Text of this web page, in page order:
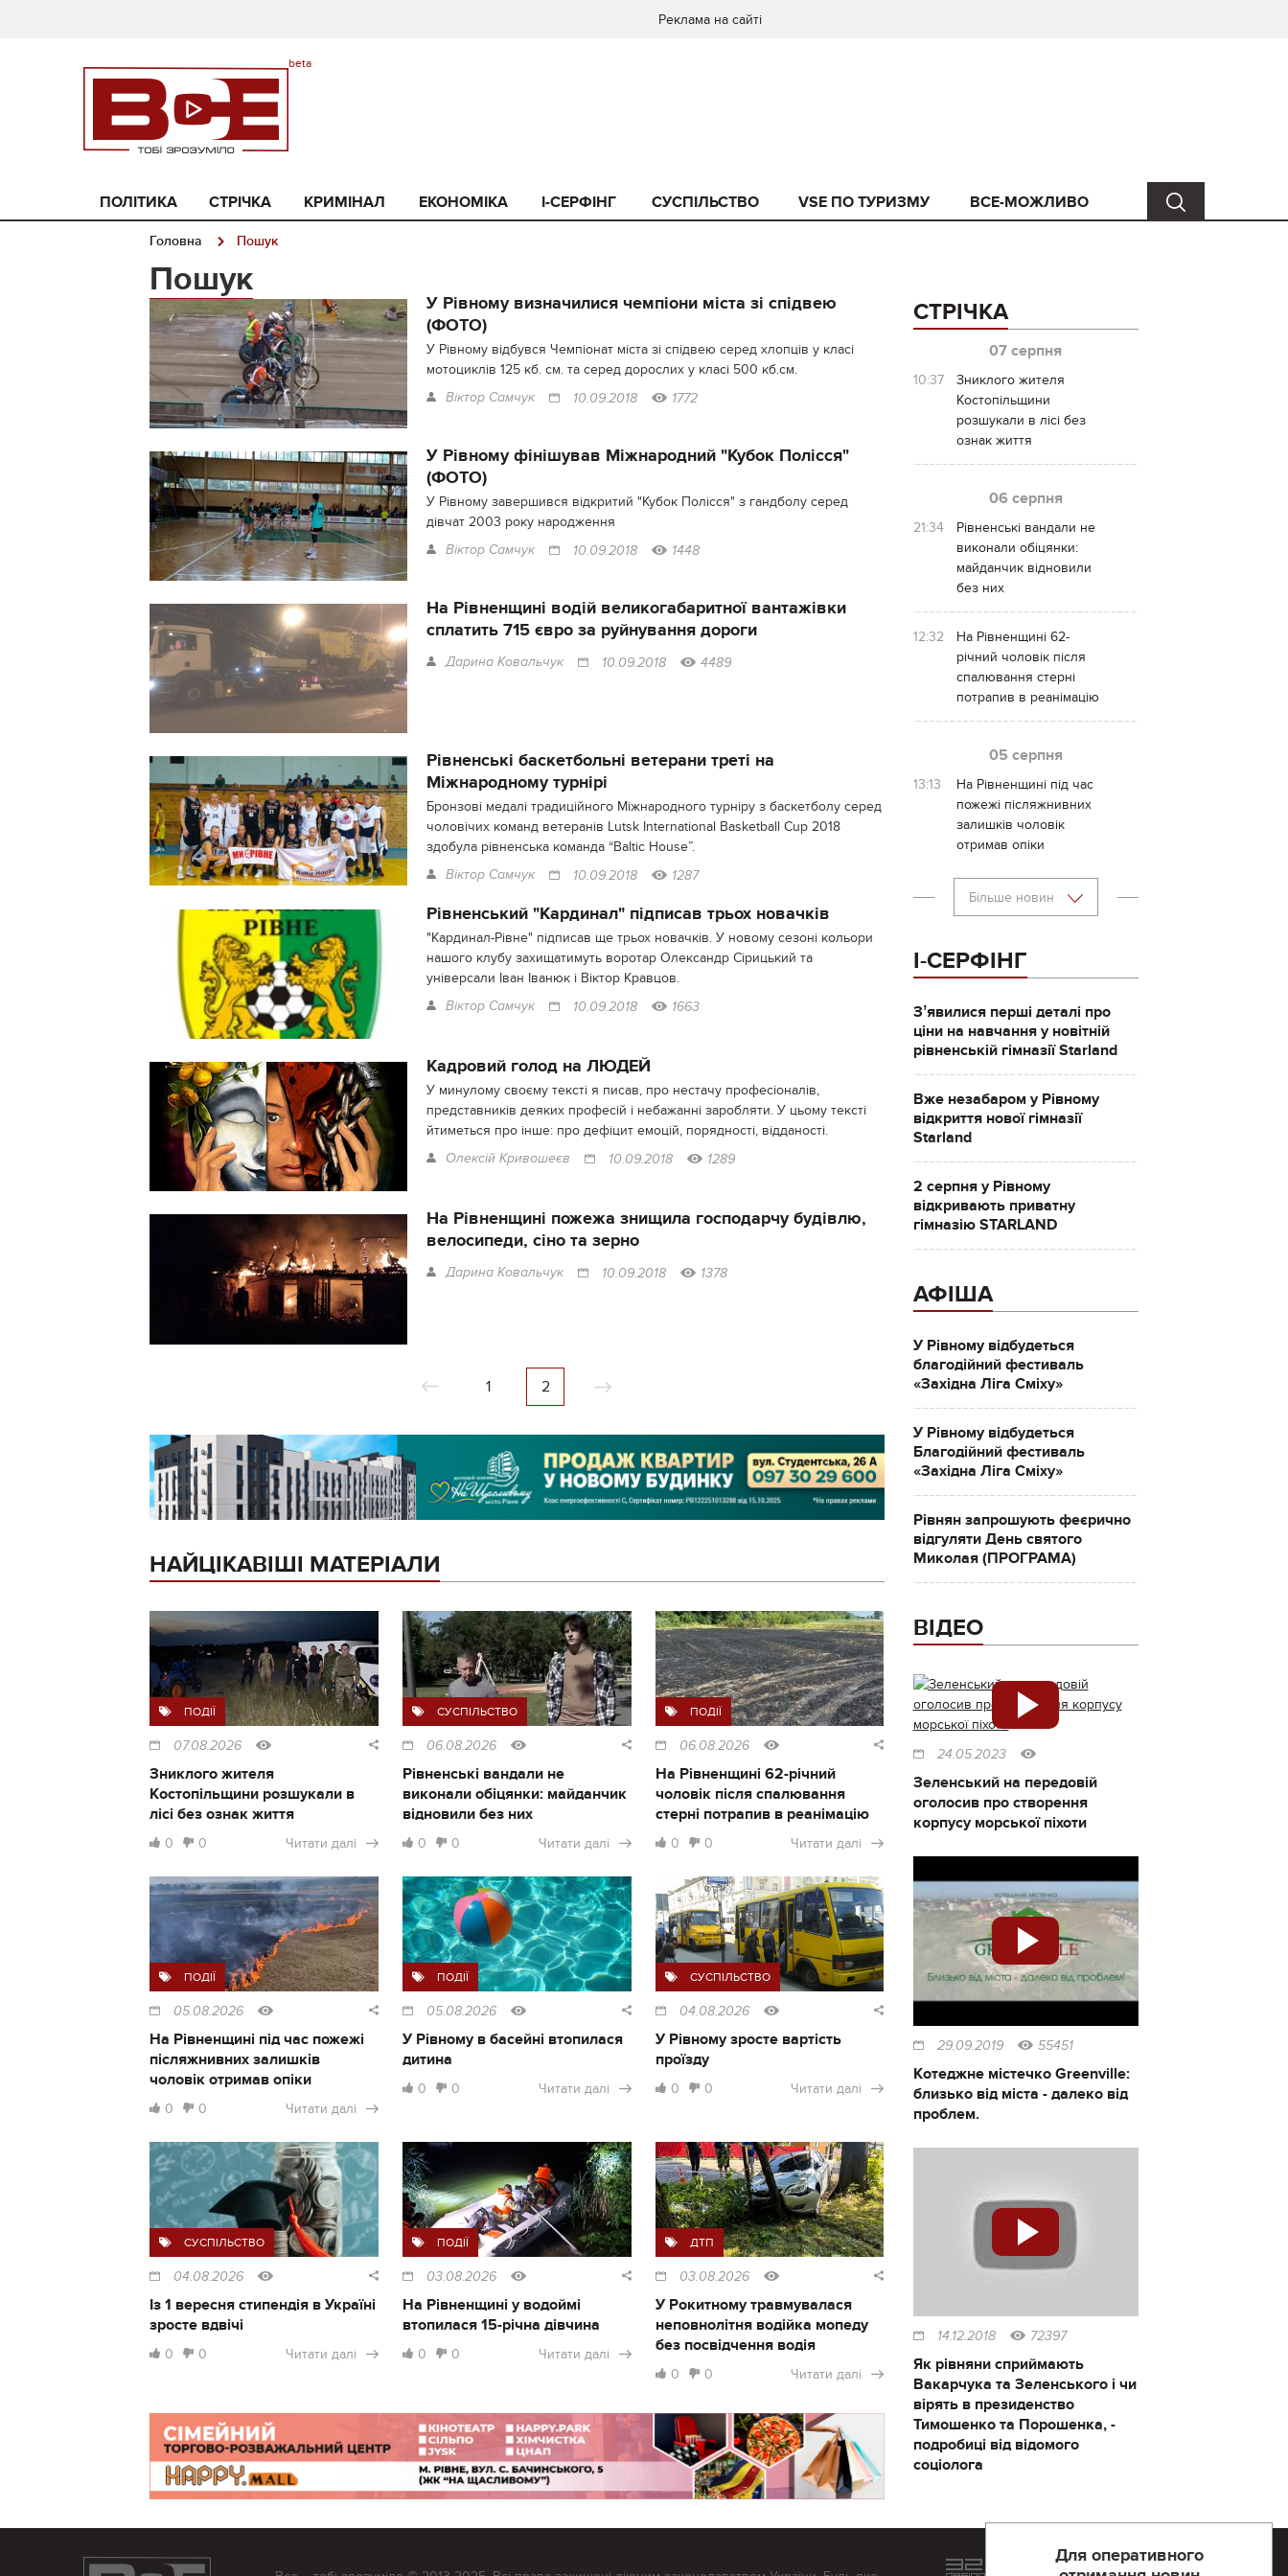
Реклама на сайті
ПОЛІТИКА СТРІЧКА КРИМІНАЛ ЕКОНОМІКА I-СЕРФІНГ СУСПІЛЬСТВО VSE ПО ТУРИЗМУ ВСЕ-МОЖЛИВО
Головна Пошук
Пошук
У Рівному визначилися чемпіони міста зі спідвею
(ФОТО)
У Рівному відбувся Чемпіонат міста зі спідвею серед хлопців у класі
мотоциклів 125 кб. см. та серед дорослих у класі 500 кб.см.
Віктор Самчук 10.09.2018 1772
У Рівному фінішував Міжнародний "Кубок Полісся"
(ФОТО)
У Рівному завершився відкритий "Кубок Полісся" з гандболу серед
дівчат 2003 року народження
Віктор Самчук 10.09.2018 1448
На Рівненщині водій великогабаритної вантажівки
сплатить 715 євро за руйнування дороги
Дарина Ковальчук 10.09.2018 4489
Рівненські баскетбольні ветерани треті на
Міжнародному турнірі
Бронзові медалі традиційного Міжнародного турніру з баскетболу серед
чоловічих команд ветеранів Lutsk International Basketball Cup 2018
здобула рівненська команда “Baltic House”.
Віктор Самчук 10.09.2018 1287
Рівненський "Кардинал" підписав трьох новачків
"Кардинал-Рівне" підписав ще трьох новачків. У новому сезоні кольори
нашого клубу захищатимуть воротар Олександр Сірицький та
універсали Іван Іванюк і Віктор Кравцов.
Віктор Самчук 10.09.2018 1663
Кадровий голод на ЛЮДЕЙ
У минулому своєму тексті я писав, про нестачу професіоналів,
представників деяких професій і небажанні заробляти. У цьому тексті
йтиметься про інше: про дефіцит емоцій, порядності, відданості.
Олексій Кривошеєв 10.09.2018 1289
На Рівненщині пожежа знищила господарчу будівлю,
велосипеди, сіно та зерно
Дарина Ковальчук 10.09.2018 1378
1 2
НАЙЦІКАВІШІ МАТЕРІАЛИ
ПОДІЇ
07.08.2026
Зниклого жителя
Костопільщини розшукали в
лісі без ознак життя
0 0 Читати далі
СУСПІЛЬСТВО
06.08.2026
Рівненські вандали не
виконали обіцянки: майданчик
відновили без них
0 0 Читати далі
ПОДІЇ
06.08.2026
На Рівненщині 62-річний
чоловік після спалювання
стерні потрапив в реанімацію
0 0 Читати далі
ПОДІЇ
05.08.2026
На Рівненщині під час пожежі
післяжнивних залишків
чоловік отримав опіки
0 0 Читати далі
ПОДІЇ
05.08.2026
У Рівному в басейні втопилася
дитина
0 0 Читати далі
СУСПІЛЬСТВО
04.08.2026
У Рівному зросте вартість
проїзду
0 0 Читати далі
СУСПІЛЬСТВО
04.08.2026
Із 1 вересня стипендія в Україні
зросте вдвічі
0 0 Читати далі
ПОДІЇ
03.08.2026
На Рівненщині у водоймі
втопилася 15-річна дівчина
0 0 Читати далі
ДТП
03.08.2026
У Рокитному травмувалася
неповнолітня водійка мопеду
без посвідчення водія
0 0 Читати далі
СТРІЧКА
07 серпня
10:37
Зниклого жителя
Костопільщини
розшукали в лісі без
ознак життя
06 серпня
21:34
Рівненські вандали не
виконали обіцянки:
майданчик відновили
без них
12:32
На Рівненщині 62-
річний чоловік після
спалювання стерні
потрапив в реанімацію
05 серпня
13:13
На Рівненщині під час
пожежі післяжнивних
залишків чоловік
отримав опіки
Більше новин
І-СЕРФІНГ
Зʼявилися перші деталі про
ціни на навчання у новітній
рівненській гімназії Starland
Вже незабаром у Рівному
відкриття нової гімназії
Starland
2 серпня у Рівному
відкривають приватну
гімназію STARLAND
АФІША
У Рівному відбудеться
благодійний фестиваль
«Західна Ліга Сміху»
У Рівному відбудеться
Благодійний фестиваль
«Західна Ліга Сміху»
Рівнян запрошують феєрично
відгуляти День святого
Миколая (ПРОГРАМА)
ВІДЕО
24.05.2023
Зеленський на передовій
оголосив про створення
корпусу морської піхоти
29.09.2019 55451
Котеджне містечко Greenville:
близько від міста - далеко від
проблем.
14.12.2018 72397
Як рівняни сприймають
Вакарчука та Зеленського і чи
вірять в президенство
Тимошенко та Порошенка, -
подробиці від відомого
соціолога
Для оперативного
Розроблений та підтримується